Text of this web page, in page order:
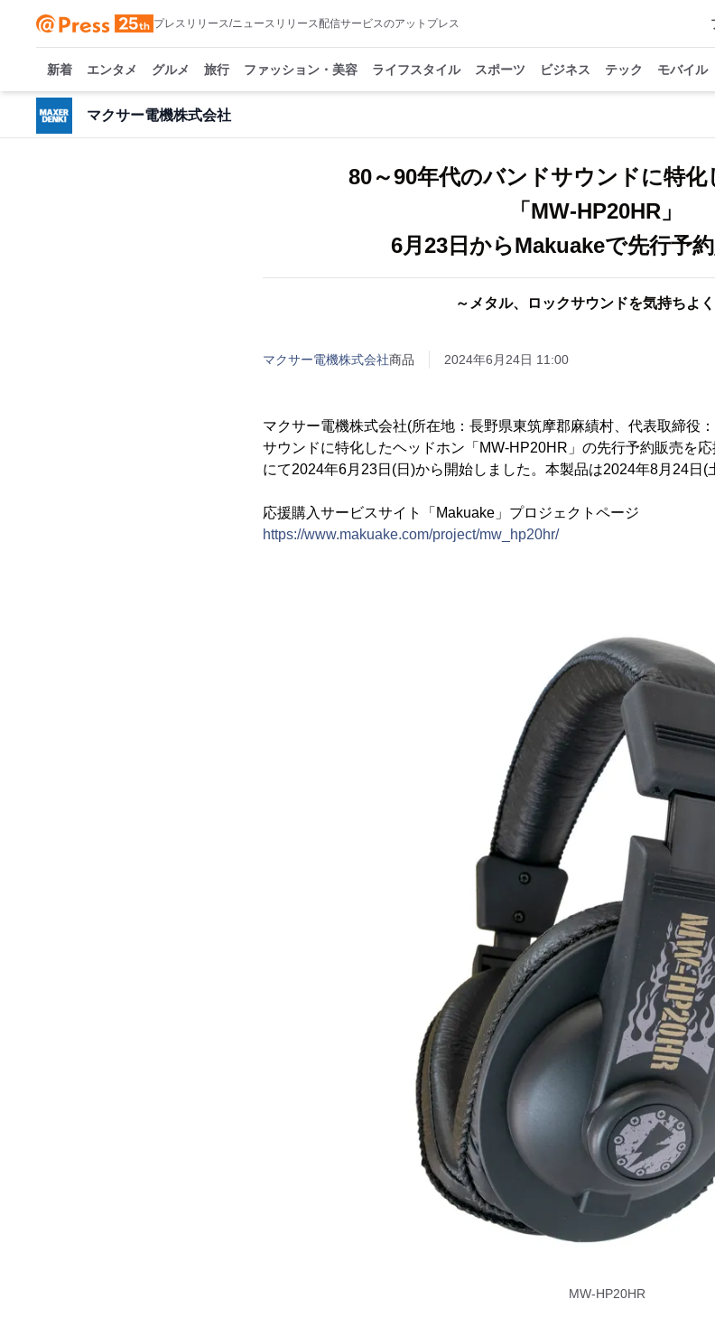
プレスリリース/ニュースリリース配信サービスのアットプレス
新着 エンタメ グルメ 旅行 ファッション・美容 ライフスタイル スポーツ ビジネス テック モバイル
マクサー電機株式会社
80～90年代のバンドサウンドに特
「MW-HP20HR」
6月23日からMakuakeで先行予
～メタル、ロックサウンドを気持ちよ
マクサー電機株式会社商品 2024年6月24日 11:00
マクサー電機株式会社(所在地：長野県東筑摩郡麻績村、代表取締役
サウンドに特化したヘッドホン「MW-HP20HR」の先行予約販売を応
にて2024年6月23日(日)から開始しました。本製品は2024年8月24日(
応援購入サービスサイト「Makuake」プロジェクトページ
https://www.makuake.com/project/mw_hp20hr/
MW-HP20HR